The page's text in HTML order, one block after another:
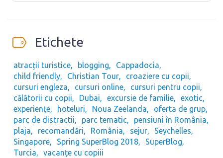
Etichete
atracții turistice blogging
Cappadocia
child friendly
Christian Tour
croaziere cu copii
cursuri engleza
cursuri online
cursuri pentru copii
călătorii cu copii
Dubai excursie de familie
exotic
experiențe
hoteluri Noua Zeelanda
oferta de grup
parc de distractii
parc tematic
pensiuni în România
plaja
recomandări România sejur
Seychelles
Singapore
Spring SuperBlog 2018
SuperBlog
Turcia
vacanțe cu copiii